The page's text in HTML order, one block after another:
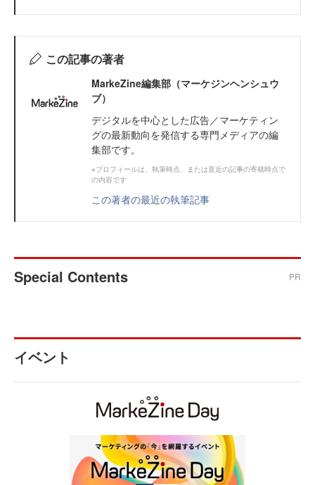
この記事の著者
MarkeZine編集部（マーケジンヘンシュウ
ブ）
デジタルを中心とした広告／マーケティン
グの最新動向を発信する専門メディアの編
集部です。
※プロフィールは、執筆時点、または直近の記事の寄稿時点で
の内容です
この著者の最近の執筆記事
Special Contents PR
イベント